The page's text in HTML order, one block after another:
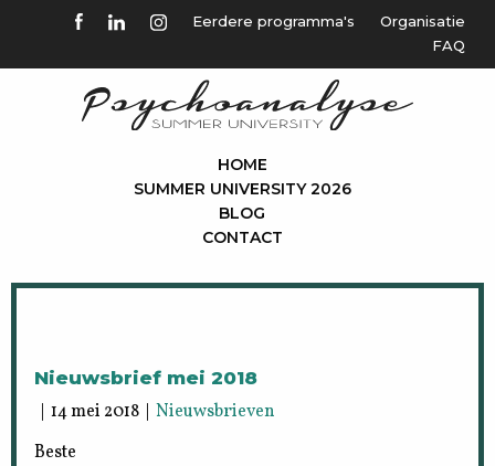
Eerdere programma's
Organisatie
FAQ
HOME
SUMMER UNIVERSITY 2026
BLOG
CONTACT
Nieuwsbrief mei 2018
| 14 mei 2018 |Nieuwsbrieven
Beste